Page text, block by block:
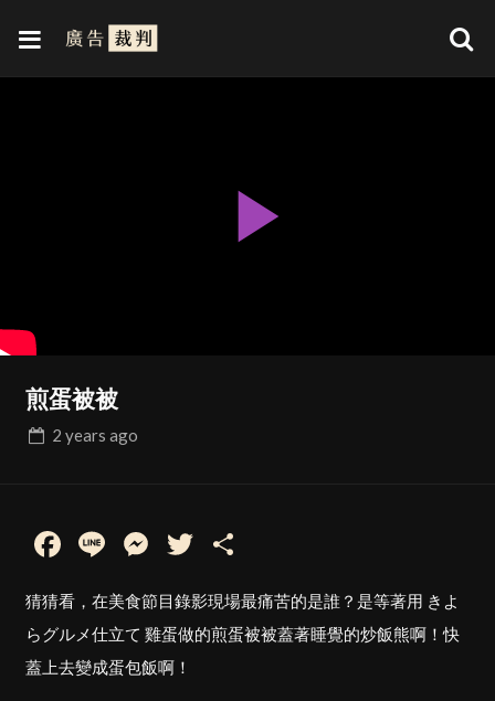
Play
煎蛋被被
2 years ago
Facebook
LineMessenger
Twitter
猜猜看，在美食節目錄影現場最痛苦的是誰？是等著用 きよ
らグルメ仕立て 雞蛋做的煎蛋被被蓋著睡覺的炒飯熊啊！快
蓋上去變成蛋包飯啊！